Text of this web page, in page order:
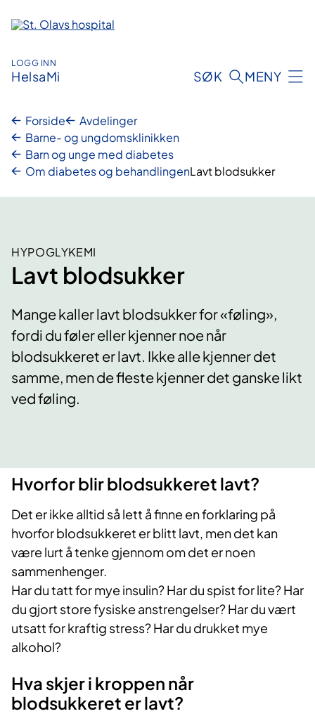
innhold
LOGG INN
HelsaMi SØK MENY
Forside
Avdelinger
Barne- og ungdomsklinikken
Barn og unge med diabetes
Om diabetes og behandlingenLavt blodsukker
HYPOGLYKEMI
Lavt blodsukker
Mange kaller lavt blodsukker for «føling»,
fordi du føler eller kjenner noe når
blodsukkeret er lavt. Ikke alle kjenner det
samme, men de fleste kjenner det ganske likt
ved føling.
Hvorfor blir blodsukkeret lavt?
Det er ikke alltid så lett å finne en forklaring på
hvorfor blodsukkeret er blitt lavt, men det kan
være lurt å tenke gjennom om det er noen
sammenhenger.
Har du tatt for mye insulin? Har du spist for lite? Har
du gjort store fysiske anstrengelser? Har du vært
utsatt for kraftig stress? Har du drukket mye
alkohol?
Hva skjer i kroppen når
blodsukkeret er lavt?